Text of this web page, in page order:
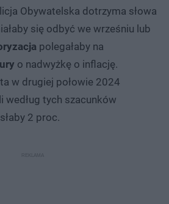
Obywatelska dotrzyma słowa
się odbyć we wrześniu lub
polegałaby na
o nadwyżkę o inflację.
w drugiej połowie 2024
według tych szacunków
2 proc.